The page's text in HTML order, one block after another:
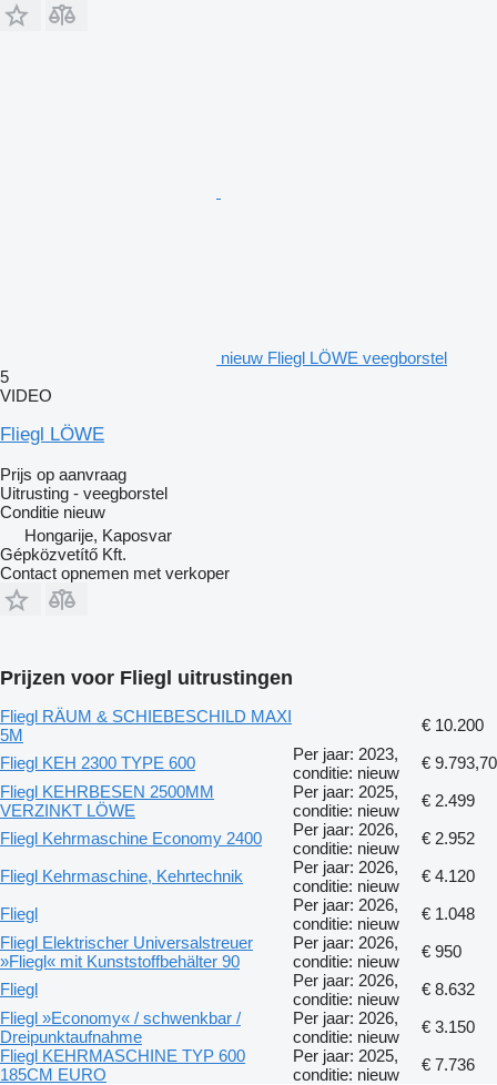
nieuw Fliegl LÖWE veegborstel
5
VIDEO
Fliegl LÖWE
Prijs op aanvraag
Uitrusting - veegborstel
Conditie nieuw
Hongarije, Kaposvar
Gépközvetítő Kft.
Contact opnemen met verkoper
Prijzen voor Fliegl uitrustingen
Fliegl RÄUM & SCHIEBESCHILD MAXI
5M
€ 10.200
Fliegl KEH 2300 TYPE 600
Per jaar: 2023,
conditie: nieuw
€ 9.793,70
Fliegl KEHRBESEN 2500MM
VERZINKT LÖWE
Per jaar: 2025,
conditie: nieuw
€ 2.499
Fliegl Kehrmaschine Economy 2400
Per jaar: 2026,
conditie: nieuw
€ 2.952
Fliegl Kehrmaschine, Kehrtechnik
Per jaar: 2026,
conditie: nieuw
€ 4.120
Fliegl
Per jaar: 2026,
conditie: nieuw
€ 1.048
Fliegl Elektrischer Universalstreuer
»Fliegl« mit Kunststoffbehälter 90
Per jaar: 2026,
conditie: nieuw
€ 950
Fliegl
Per jaar: 2026,
conditie: nieuw
€ 8.632
Fliegl »Economy« / schwenkbar /
Dreipunktaufnahme
Per jaar: 2026,
conditie: nieuw
€ 3.150
Fliegl KEHRMASCHINE TYP 600
185CM EURO
Per jaar: 2025,
conditie: nieuw
€ 7.736